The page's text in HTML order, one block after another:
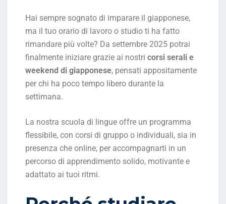
Hai sempre sognato di imparare il giapponese,
ma il tuo orario di lavoro o studio ti ha fatto
rimandare più volte? Da settembre 2025 potrai
finalmente iniziare grazie ai nostri corsi serali e
weekend di giapponese, pensati appositamente
per chi ha poco tempo libero durante la
settimana.
La nostra scuola di lingue offre un programma
flessibile, con corsi di gruppo o individuali, sia in
presenza che online, per accompagnarti in un
percorso di apprendimento solido, motivante e
adattato ai tuoi ritmi.